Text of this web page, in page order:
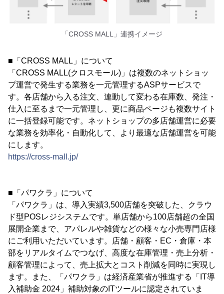
「CROSS MALL」連携イメージ
■「CROSS MALL」について
「CROSS MALL(クロスモール)」は複数のネットショッ
プ運営で発生する業務を一元管理するASPサービスで
す。各店舗から入る注文、連動して変わる在庫数、発注・
仕入に至るまで一元管理し、更に商品ページも複数サイト
に一括登録可能です。ネットショップの多店舗運営に必要
な業務を効率化・自動化して、より最適な店舗運営を可能
にします。
https://cross-mall.jp/
■「パワクラ」について
「パワクラ」は、導入実績3,500店舗を突破した、クラウ
ド型POSレジシステムです。単店舗から100店舗超の全国
展開企業まで、アパレルや雑貨などの様々な小売専門店様
にご利用いただいています。店舗・顧客・EC・倉庫・本
部をリアルタイムでつなげ、高度な在庫管理・売上分析・
顧客管理によって、売上拡大とコスト削減を同時に実現し
ます。また、「パワクラ」は経済産業省が推進する「IT導
入補助金 2024」補助対象のITツールに認定されていま